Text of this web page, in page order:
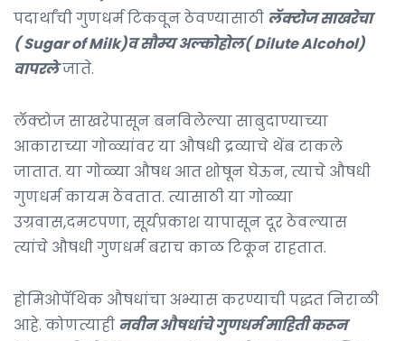
पदार्थांची गुणधर्म टिकवून ठेवण्यासाठी लॅक्टोज साखरेचा
( Sugar of Milk)व सौम्य अल्कोहोल( Dilute Alcohol)
वापरलेजाते.
लॅक्टोज साखरेपासून बनविलेल्या साबुदाण्याच्या
आकाराच्या गोळ्यांवर या औषधी द्रव्याचे थेंब टाकले
जातात. या गोळ्या औषध आत शोषून घेऊन, त्याचे औषधी
गुणधर्म कायम ठेवतात. त्यासाठी या गोळ्या
उग्रवास,दमटपणा, सूर्यप्रकाश यापासून दूर ठेवल्यास
त्यांचे औषधी गुणधर्म बराच काळ टिकून राहतात.
होमिओपॅथिक औषधांचा अभ्यास करण्याची पद्धत निराळी
आहे. कोणत्याही नवीन औषधांचे गुणधर्म माहिती करून